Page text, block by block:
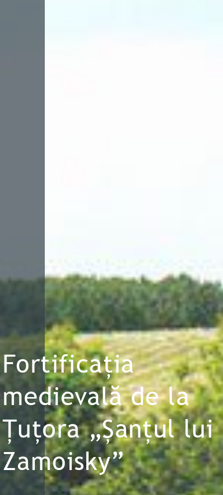
Fortificația
medievală de la
Țuțora „Șanțul lui
Zamoisky”